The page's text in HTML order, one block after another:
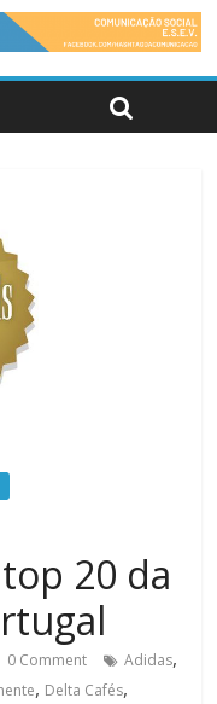
20 da
0 Comment Adidas,
, Delta Cafés,